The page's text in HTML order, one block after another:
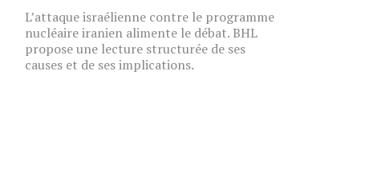
L’attaque israélienne contre le programme
nucléaire iranien alimente le débat. BHL
propose une lecture structurée de ses
causes et de ses implications.